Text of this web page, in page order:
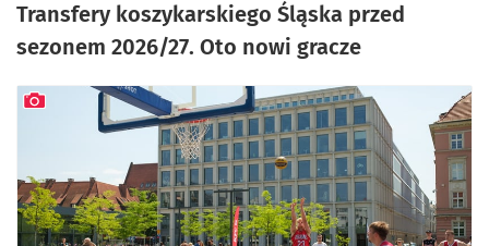
Transfery koszykarskiego Śląska przed
sezonem 2026/27. Oto nowi gracze